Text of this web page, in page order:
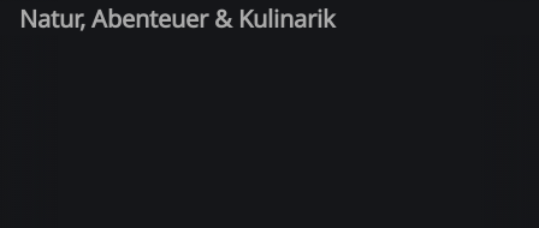
Natur, Abenteuer & Kulinarik